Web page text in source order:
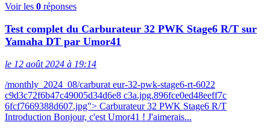
Voir les 0 réponses
Test complet du Carburateur 32 PWK Stage6 R/T sur
Yamaha DT par Umor41
le 12 août 2024 à 19:14
/monthly_2024_08/carburat eur-32-pwk-stage6-rt-6022
c9d3c72f6b47c49005d34d6e8 c3a.jpg.896fce0ed48eeff7c
6fcf7669388d607.jpg"> Carburateur 32 PWK Stage6 R/T
Introduction Bonjour, c'est Umor41 ! J'aimerais...